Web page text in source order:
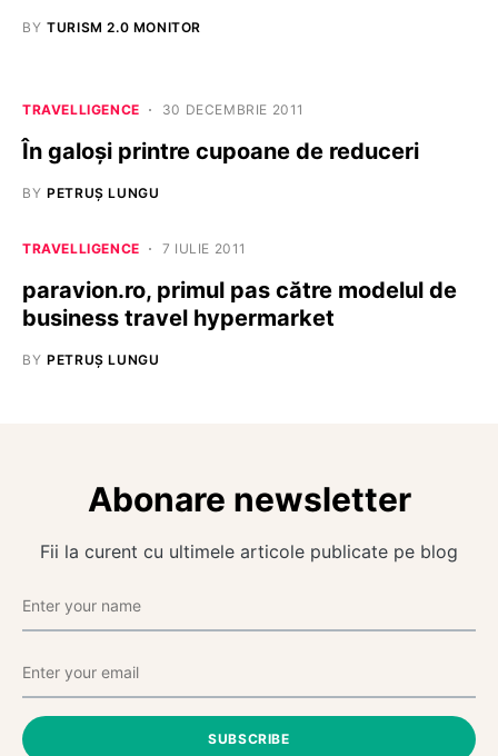
BY TURISM 2.0 MONITOR
TRAVELLIGENCE 30 DECEMBRIE 2011
În galoşi printre cupoane de reduceri
BY PETRUȘ LUNGU
TRAVELLIGENCE 7 IULIE 2011
paravion.ro, primul pas către modelul de
business travel hypermarket
BY PETRUȘ LUNGU
Abonare newsletter
Fii la curent cu ultimele articole publicate pe blog
SUBSCRIBE